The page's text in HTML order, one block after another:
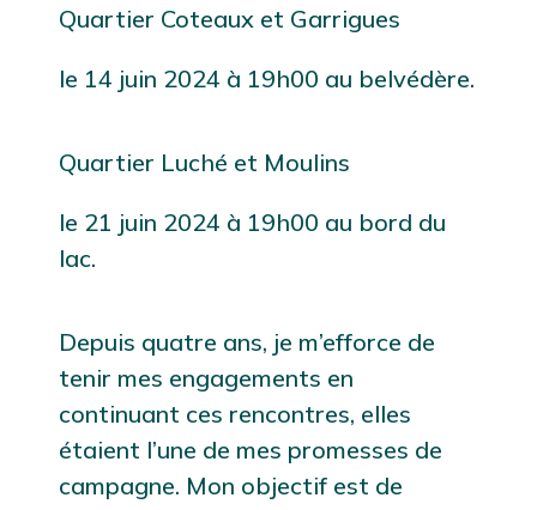
Quartier Coteaux et Garrigues
le 14 juin 2024 à 19h00 au belvédère.
Quartier Luché et Moulins
le 21 juin 2024 à 19h00 au bord du
lac.
Depuis quatre ans, je m’efforce de
tenir mes engagements en
continuant ces rencontres, elles
étaient l’une de mes promesses de
campagne. Mon objectif est de